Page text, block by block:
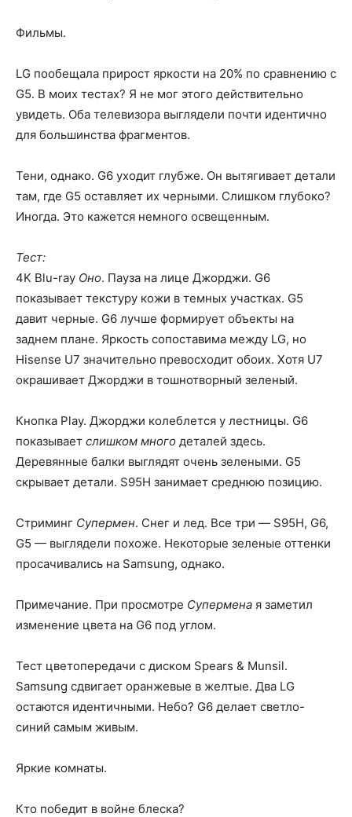
Фильмы.
LG пообещала прирост яркости на 20% по сравнению с
G5. В моих тестах? Я не мог этого действительно
увидеть. Оба телевизора выглядели почти идентично
для большинства фрагментов.
Тени, однако. G6 уходит глубже. Он вытягивает детали
там, где G5 оставляет их черными. Слишком глубоко?
Иногда. Это кажется немного освещенным.
Тест:
4K Blu-ray Оно. Пауза на лице Джорджи. G6
показывает текстуру кожи в темных участках. G5
давит черные. G6 лучше формирует объекты на
заднем плане. Яркость сопоставима между LG, но
Hisense U7 значительно превосходит обоих. Хотя U7
окрашивает Джорджи в тошнотворный зеленый.
Кнопка Play. Джорджи колеблется у лестницы. G6
показывает слишком много деталей здесь.
Деревянные балки выглядят очень зелеными. G5
скрывает детали. S95H занимает среднюю позицию.
Стриминг Супермен. Снег и лед. Все три — S95H, G6,
G5 — выглядели похоже. Некоторые зеленые оттенки
просачивались на Samsung, однако.
Примечание. При просмотре Супермена я заметил
изменение цвета на G6 под углом.
Тест цветопередачи с диском Spears & Munsil.
Samsung сдвигает оранжевые в желтые. Два LG
остаются идентичными. Небо? G6 делает светло-
синий самым живым.
Яркие комнаты.
Кто победит в войне блеска?